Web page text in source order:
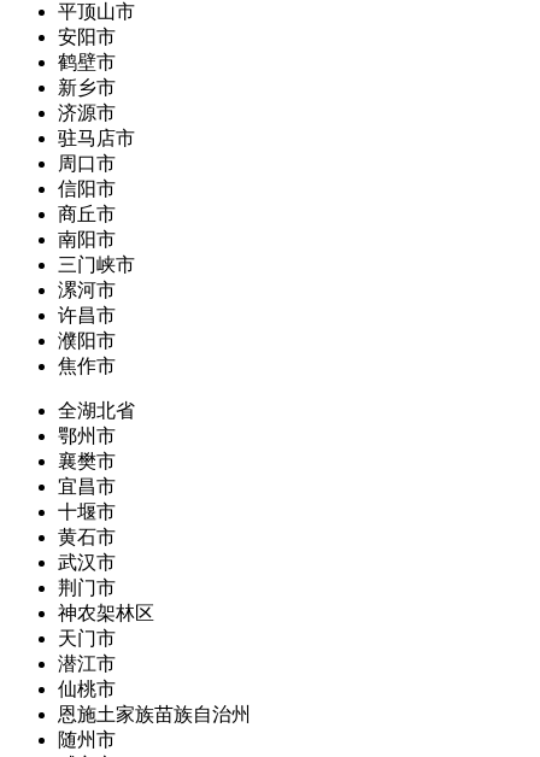
平顶山市
安阳市
鹤壁市
新乡市
济源市
驻马店市
周口市
信阳市
商丘市
南阳市
三门峡市
漯河市
许昌市
濮阳市
焦作市
全湖北省
鄂州市
襄樊市
宜昌市
十堰市
黄石市
武汉市
荆门市
神农架林区
天门市
潜江市
仙桃市
恩施土家族苗族自治州
随州市